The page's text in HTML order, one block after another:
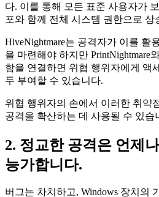
다. 이를 통해 모든 표준 사용자가
포와 함께 전체 시스템 권한으로 상
HiveNightmare는 공격자가 이를 활
을 마련해야 하지만 PrintNightmare
함을 연결하면 위협 행위자에게 액
두 부여할 수 있습니다.
위협 행위자의 손에서 이러한 취약
공격을 확산하는 데 사용될 수 있습
2. 정교한 공격은 언제
능가합니다.
버그는 차치하고, Windows 장치의